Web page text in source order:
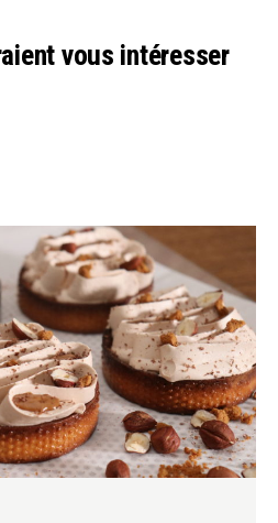
vous intéresser